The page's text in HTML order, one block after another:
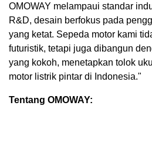
OMOWAY melampaui standar
R&D, desain berfokus pada
yang ketat. Sepeda motor kami
futuristik, tetapi juga dibangun
yang kokoh, menetapkan tolok
motor listrik pintar di Indonesia."
Tentang OMOWAY: